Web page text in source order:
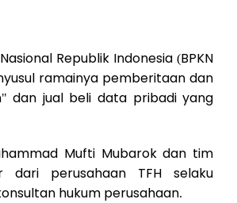
Republik Indonesia (BPKN
ramainya pemberitaan dan
dan jual beli data pribadi yang
Mufti Mubarok dan tim
dari perusahaan TFH selaku
hukum perusahaan.